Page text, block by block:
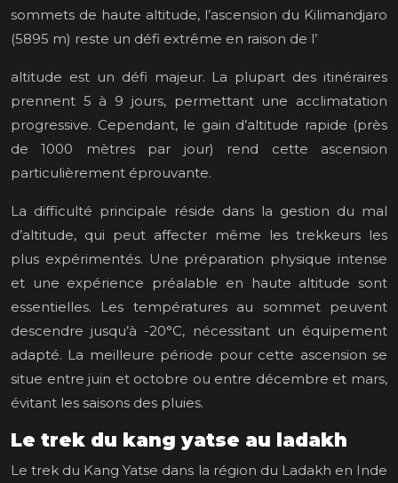
sommets de haute altitude, l’ascension du Kilimandjaro
(5895 m) reste un défi extrême en raison de l’
altitude est un défi majeur. La plupart des itinéraires
prennent 5 à 9 jours, permettant une acclimatation
progressive. Cependant, le gain d’altitude rapide (près
de 1000 mètres par jour) rend cette ascension
particulièrement éprouvante.
La difficulté principale réside dans la gestion du mal
d’altitude, qui peut affecter même les trekkeurs les
plus expérimentés. Une préparation physique intense
et une expérience préalable en haute altitude sont
essentielles. Les températures au sommet peuvent
descendre jusqu’à -20°C, nécessitant un équipement
adapté. La meilleure période pour cette ascension se
situe entre juin et octobre ou entre décembre et mars,
évitant les saisons des pluies.
Le trek du kang yatse au ladakh
Le trek du Kang Yatse dans la région du Ladakh en Inde